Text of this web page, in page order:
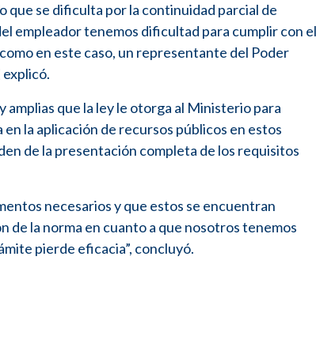
que se dificulta por la continuidad parcial de
empleador tenemos dificultad para cumplir con el
en este caso, un representante del Poder
que la ley le otorga al Ministerio para
la aplicación de recursos públicos en estos
de la presentación completa de los requisitos
necesarios y que estos se encuentran
de la norma en cuanto a que nosotros tenemos
pierde eficacia”, concluyó.